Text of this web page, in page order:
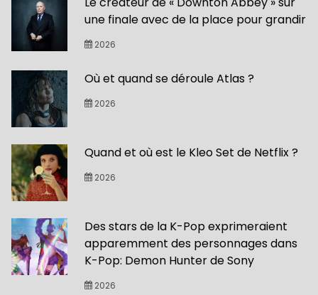
une finale avec de la place pour grandir
2026
Où et quand se déroule Atlas ?
2026
Quand et où est le Kleo Set de Netflix ?
2026
Des stars de la K-Pop exprimeraient
apparemment des personnages dans
K-Pop: Demon Hunter de Sony
2026